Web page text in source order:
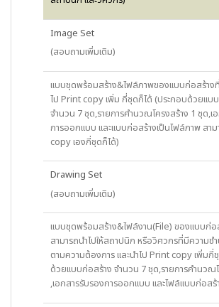
Image Set
(สอบถามเพิ่มเติม)
แบบชุดพร้อมสร้าง&ไฟล์ภาพของแบบก่อสร้าง
ไป Print copy เพิ่ม กี่ชุดก็ได้ (ประกอบด้วยแบ
จำนวน 7 ชุด,รายการคำนวณโครงสร้าง 1 ชุด,เ
การออกแบบ และแบบก่อสร้างเป็นไฟล์ภาพ สา
copy เองกี่ชุดก็ได้)
Drawing Set
(สอบถามเพิ่มเติม)
แบบชุดพร้อมสร้าง&ไฟล์งาน(File) ของแบบก่
สามารถนำไปให้สถาปนิก หรือวิศวกรที่มีความ
ตามความต้องการ และนำไป Print copy เพิ่มกี่
ด้วยแบบก่อสร้าง จำนวน 7 ชุด,รายการคำนวณ
,เอกสารรับรองการออกแบบ และไฟล์แบบก่อสร้